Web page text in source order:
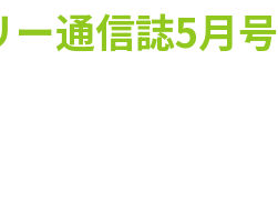
ー通信誌5月号